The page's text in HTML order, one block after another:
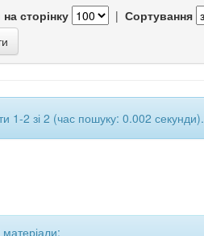
сторінку | Сортування
1-2 зі 2 (час пошуку: 0.002 секунди).